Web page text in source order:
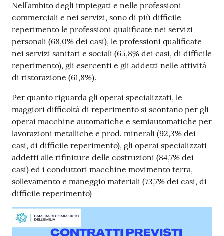
Nell’ambito degli impiegati e nelle professioni
commerciali e nei servizi, sono di più difficile
reperimento le professioni qualificate nei servizi
personali (68,0% dei casi), le professioni qualificate
nei servizi sanitari e sociali (65,8% dei casi, di difficile
reperimento), gli esercenti e gli addetti nelle attività
di ristorazione (61,8%).
Per quanto riguarda gli operai specializzati, le
maggiori difficoltà di reperimento si scontano per gli
operai macchine automatiche e semiautomatiche per
lavorazioni metalliche e prod. minerali (92,3% dei
casi, di difficile reperimento), gli operai specializzati
addetti alle rifiniture delle costruzioni (84,7% dei
casi) ed i conduttori macchine movimento terra,
sollevamento e maneggio materiali (73,7% dei casi, di
difficile reperimento)